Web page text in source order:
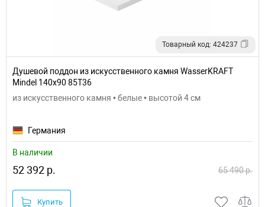
Товарный код: 424237
Душевой поддон из искусственного камня WasserKRAFT
Mindel 140х90 85T36
из искусственного камня • белые • высотой 4 см
Германия
В наличии
52 392 р. 65 490 р.
Купить